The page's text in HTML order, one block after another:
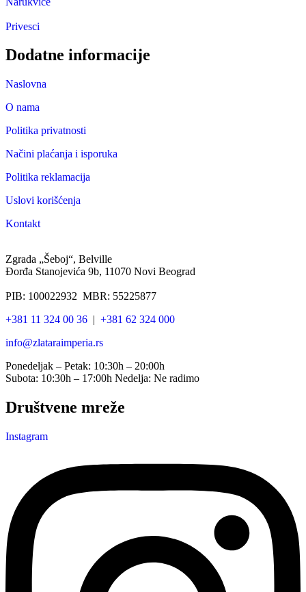
Privesci
Dodatne informacije
Naslovna
O nama
Politika privatnosti
Načini plaćanja i isporuka
Politika reklamacija
Uslovi korišćenja
Kontakt
Zgrada „Šeboj“, Belville
Đorđa Stanojevića 9b, 11070 Novi Beograd
PIB: 100022932 MBR: 55225877
+381 11 324 00 36 | +381 62 324 000
info@zlataraimperia.rs
Ponedeljak – Petak: 10:30h – 20:00h
Subota: 10:30h – 17:00h Nedelja: Ne radimo
Društvene mreže
Instagram